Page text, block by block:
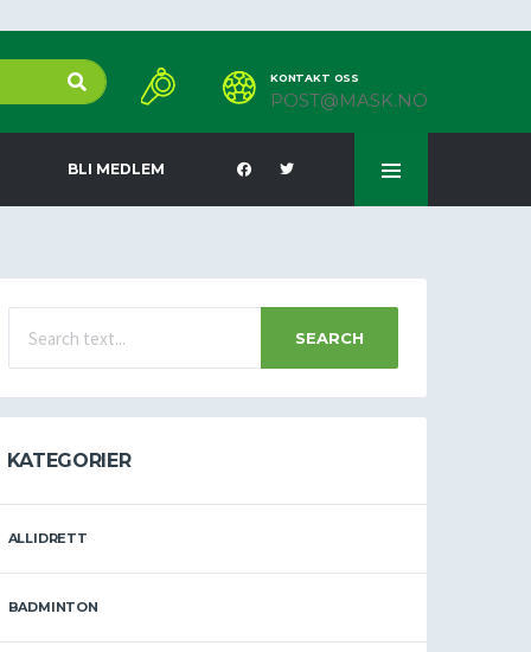
KONTAKT OSS
POST@MASK.NO
BLI MEDLEM
SEARCH
KATEGORIER
ALLIDRETT
BADMINTON